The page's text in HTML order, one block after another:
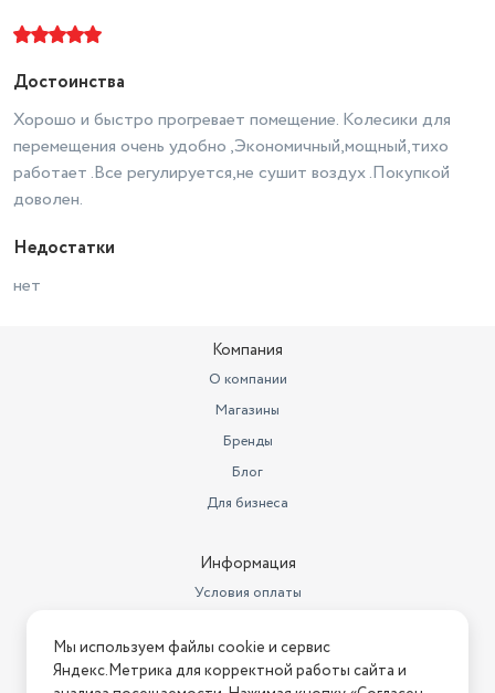
Достоинства
Хорошо и быстро прогревает помещение. Колесики для
перемещения очень удобно ,Экономичный,мощный,тихо
работает .Все регулируется,не сушит воздух .Покупкой
доволен.
Недостатки
нет
Компания
О компании
Магазины
Бренды
Блог
Для бизнеса
Информация
Условия оплаты
Условия возврата
Нашли ошибку на сайте? Напишите нам
Мы используем файлы cookie и сервис
Яндекс.Метрика для корректной работы сайта и